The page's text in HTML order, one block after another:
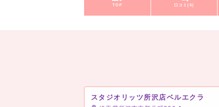
TOP 口コミ(6)
スタジオリッツ所沢店ベルエクラ